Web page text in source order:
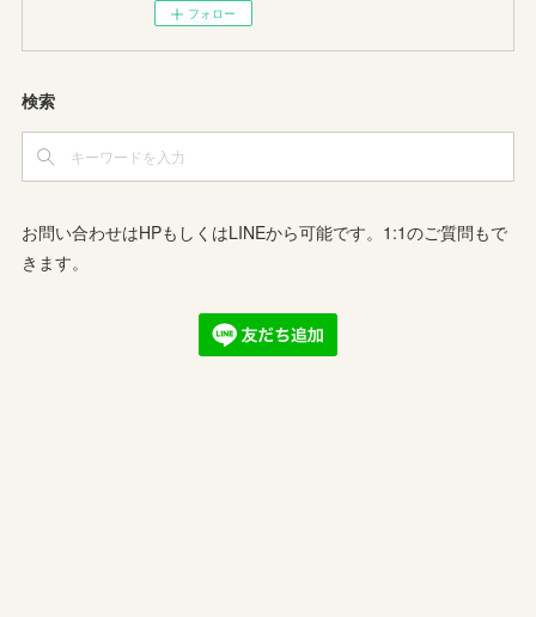
フォロー
検索
お問い合わせはHPもしくはLINEから可能です。1:1のご質問もで
きます。